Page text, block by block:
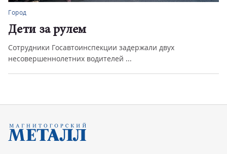
Город
Дети за рулем
Сотрудники Госавтоинспекции задержали двух
несовершеннолетних водителей ...